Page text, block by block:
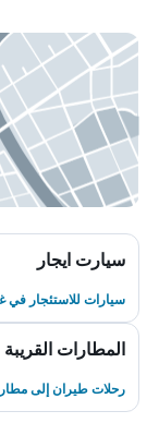
سيارت ايجار
سيارات للاستئجار في
المطارات القريبة
رحلات طيران إلى